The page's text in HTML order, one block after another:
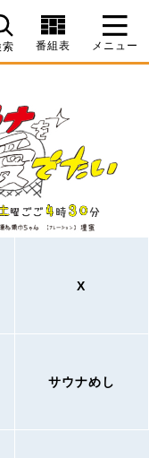
索 番組表 メニュー
X
サウナめし